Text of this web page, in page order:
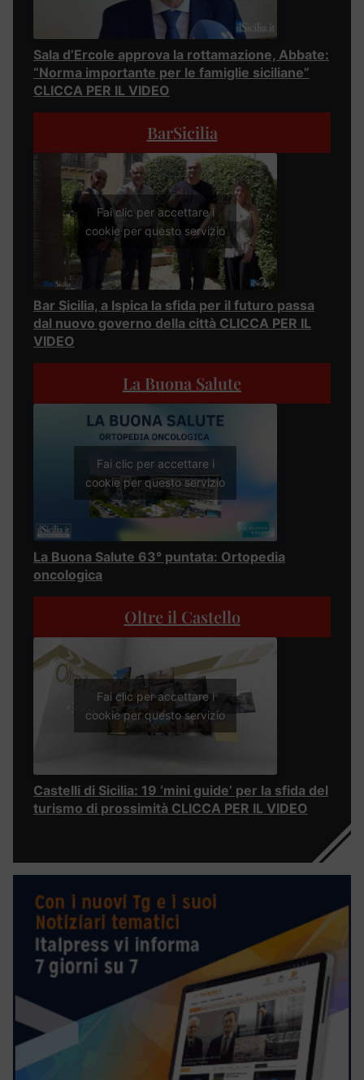
Sala d’Ercole approva la rottamazione, Abbate:
“Norma importante per le famiglie siciliane”
CLICCA PER IL VIDEO
BarSicilia
Fai clic per accettare i
cookie per questo servizio
Bar Sicilia, a Ispica la sfida per il futuro passa
dal nuovo governo della città CLICCA PER IL
VIDEO
La Buona Salute
Fai clic per accettare i
cookie per questo servizio
La Buona Salute 63° puntata: Ortopedia
oncologica
Oltre il Castello
Fai clic per accettare i
cookie per questo servizio
Castelli di Sicilia: 19 ‘mini guide’ per la sfida del
turismo di prossimità CLICCA PER IL VIDEO